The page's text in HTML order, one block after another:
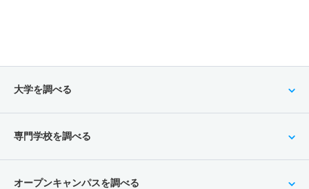
大学を調べる
専門学校を調べる
オープンキャンパスを調べる